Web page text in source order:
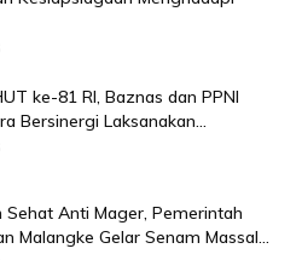
ke-81 RI, Baznas dan PPNI
Bersinergi Laksanakan...
Sehat Anti Mager, Pemerintah
Malangke Gelar Senam Massal...